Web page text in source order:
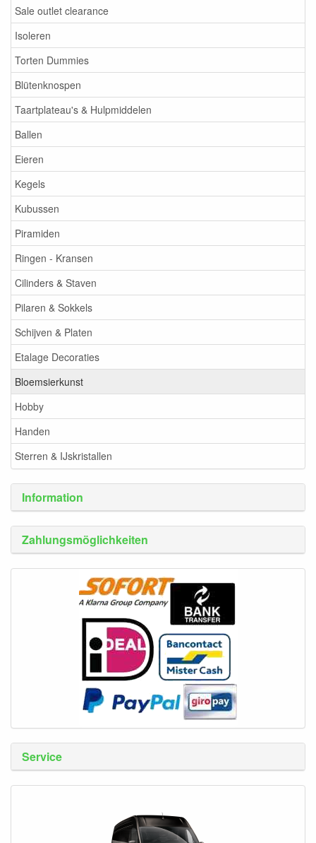
Sale outlet clearance
Isoleren
Torten Dummies
Blütenknospen
Taartplateau's & Hulpmiddelen
Ballen
Eieren
Kegels
Kubussen
Piramiden
Ringen - Kransen
Cilinders & Staven
Pilaren & Sokkels
Schijven & Platen
Etalage Decoraties
Bloemsierkunst
Hobby
Handen
Sterren & IJskristallen
Information
Zahlungsmöglichkeiten
Service